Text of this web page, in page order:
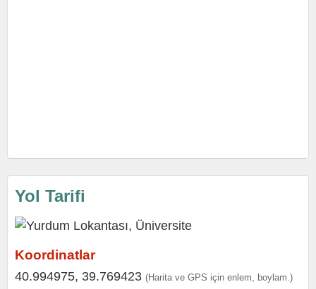
Yol Tarifi
Koordinatlar
40.994975, 39.769423 (Harita ve GPS için enlem, boylam.)